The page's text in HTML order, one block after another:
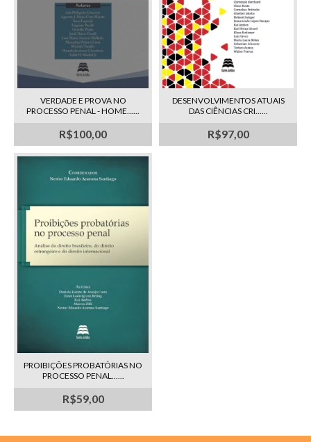
VERDADE E PROVA NO
PROCESSO PENAL - HOME......
R$100,00
DESENVOLVIMENTOS ATUAIS
DAS CIÊNCIAS CRI......
R$97,00
PROIBIÇÕES PROBATÓRIAS NO
PROCESSO PENAL......
R$59,00